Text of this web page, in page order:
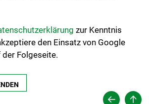
zur Kenntnis
den Einsatz von Google
der Folgeseite.